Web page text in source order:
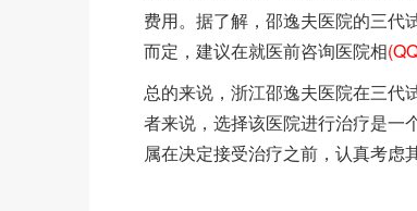
费用。据了解，邵逸夫医院的三代
而定，建议在就医前咨询医院相
总的来说，浙江邵逸夫医院在三代
者来说，选择该医院进行治疗是一
属在决定接受治疗之前，认真考虑